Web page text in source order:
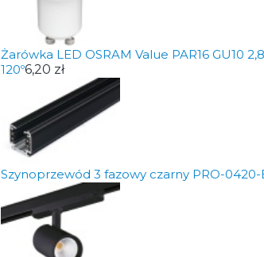
Żarówka LED OSRAM Value PAR16 GU10
120º6,20 zł
Szynoprzewód 3 fazowy czarny PRO-